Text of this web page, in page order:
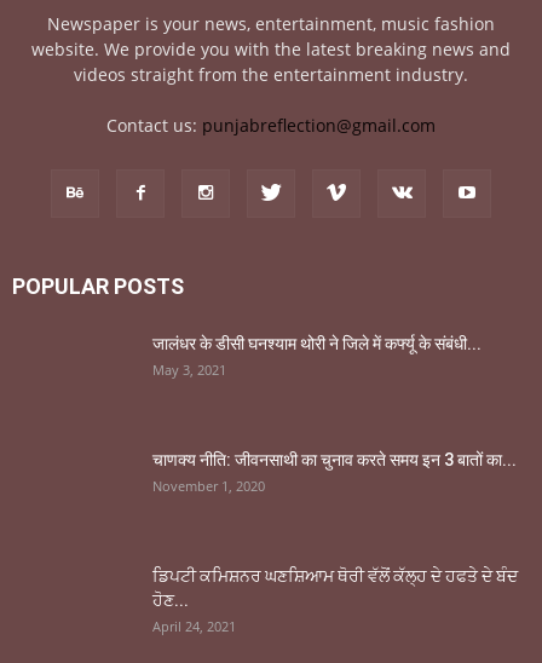
Newspaper is your news, entertainment, music fashion
website. We provide you with the latest breaking news and
videos straight from the entertainment industry.
Contact us: punjabreflection@gmail.com
POPULAR POSTS
जालंधर के डीसी घनश्याम थोरी ने जिले में कर्फ्यू के संबंधी...
May 3, 2021
चाणक्य नीति: जीवनसाथी का चुनाव करते समय इन 3 बातों का...
November 1, 2020
ਡਿਪਟੀ ਕਮਿਸ਼ਨਰ ਘਣਸ਼ਿਆਮ ਥੋਰੀ ਵੱਲੋਂ ਕੱਲ੍ਹ ਦੇ ਹਫਤੇ ਦੇ ਬੰਦ
ਹੋਣ...
April 24, 2021